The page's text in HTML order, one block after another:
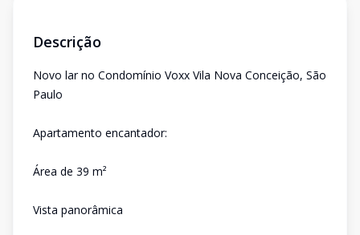
Descrição
Novo lar no Condomínio Voxx Vila Nova Conceição, São
Paulo
Apartamento encantador:
Área de 39 m²
Vista panorâmica